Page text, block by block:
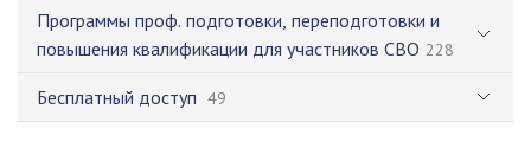
Программы проф. подготовки, переподготовки и
повышения квалификации для участников СВО 228
Бесплатный доступ 49